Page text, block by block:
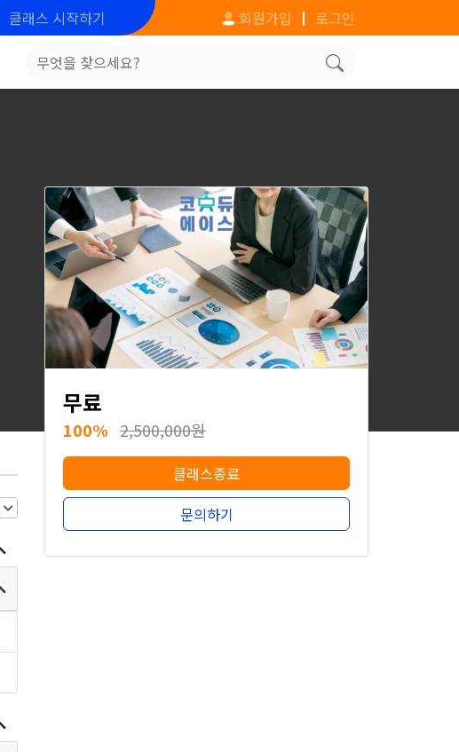
클래스 시작하기 회원가입 로그인
무료
100% 2,500,000원
클래스종료
문의하기